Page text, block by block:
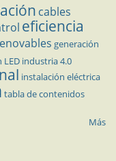
cables
eficiencia
generación
LED industria 4.0
instalación eléctrica
tabla de contenidos
Más